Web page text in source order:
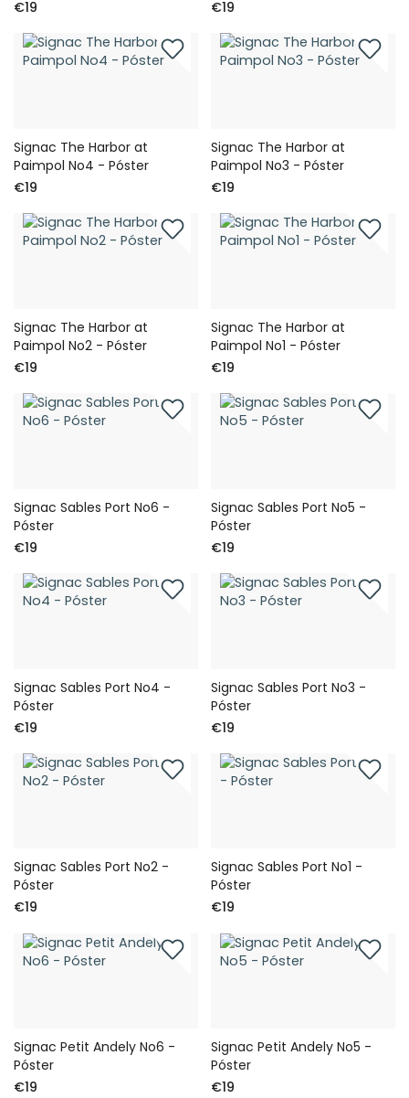
€19 €19
Signac The Harbor at
Paimpol No4 - Póster
€19
Signac The Harbor at
Paimpol No3 - Póster
€19
Signac The Harbor at
Paimpol No2 - Póster
€19
Signac The Harbor at
Paimpol No1 - Póster
€19
Signac Sables Port No6 -
Póster
€19
Signac Sables Port No5 -
Póster
€19
Signac Sables Port No4 -
Póster
€19
Signac Sables Port No3 -
Póster
€19
Signac Sables Port No2 -
Póster
€19
Signac Sables Port No1 -
Póster
€19
Signac Petit Andely No6 -
Póster
€19
Signac Petit Andely No5 -
Póster
€19